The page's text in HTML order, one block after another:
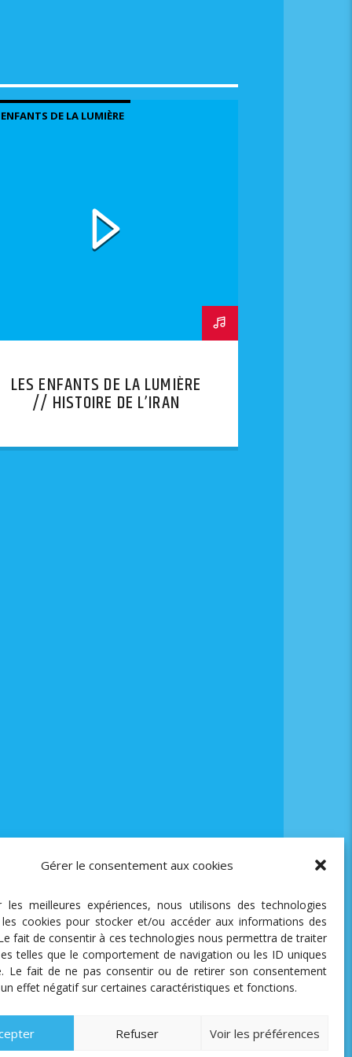
Gérer le consentement aux cookies
les meilleures expériences, nous utilisons des technologies
cookies pour stocker et/ou accéder aux informations des
fait de consentir à ces technologies nous permettra de traiter
telles que le comportement de navigation ou les ID uniques
Le fait de ne pas consentir ou de retirer son consentement
effet négatif sur certaines caractéristiques et fonctions.
Refuser Voir les préférences
DE LA LUMIÈRE
LES ENFANTS DE LA LUMIÈRE
// HISTOIRE DE L’IRAN